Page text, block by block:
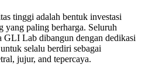
tinggi adalah bentuk investasi
yang paling berharga. Seluruh
GLI Lab dibangun dengan dedikasi
selalu berdiri sebagai
jujur, and tepercaya.